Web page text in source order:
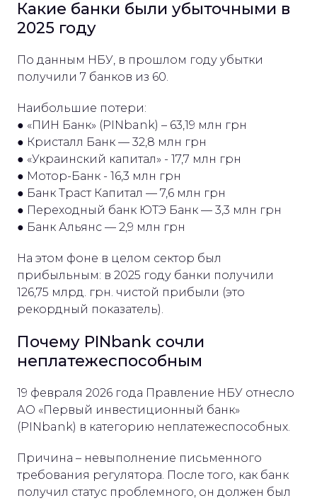
Какие банки были убыточными в
2025 году
По данным НБУ, в прошлом году убытки
получили 7 банков из 60.
Наибольшие потери:
● «ПИН Банк» (PINbank) – 63,19 млн грн
● Кристалл Банк — 32,8 млн грн
● «Украинский капитал» - 17,7 млн ​​грн
● Мотор-Банк - 16,3 млн грн
● Банк Траст Капитал — 7,6 млн грн
● Переходный банк ЮТЭ Банк — 3,3 млн грн
● Банк Альянс — 2,9 млн грн
На этом фоне в целом сектор был
прибыльным: в 2025 году банки получили
126,75 млрд. грн. чистой прибыли (это
рекордный показатель).
Почему PINbank сочли
неплатежеспособным
19 февраля 2026 года Правление НБУ отнесло
АО «Первый инвестиционный банк»
(PINbank) в категорию неплатежеспособных.
Причина – невыполнение письменного
требования регулятора. После того, как банк
получил статус проблемного, он должен был